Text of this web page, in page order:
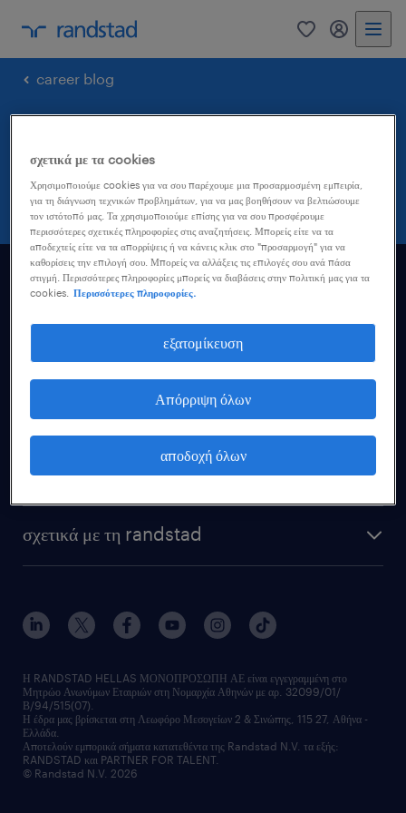
0 my
career blog
all articles
εύρεση εργασίας
υποψήφιος
εργοδότης
έρευνες randstad
σχετικά με τη randstad
Η RANDSTAD HELLAS ΜΟΝΟΠΡΟΣΩΠΗ ΑΕ είναι εγγεγραμμένη στο
Μητρώο Ανωνύμων Εταιριών στη Νομαρχία Αθηνών με αρ. 32099/01/
Β/94/515(07).
Η έδρα μας βρίσκεται στη Λεωφόρο Μεσογείων 2 & Σινώπης, 115 27, Αθήνα -
Ελλάδα.
Αποτελούν εμπορικά σήματα κατατεθέντα της Randstad N.V. τα εξής:
RANDSTAD και PARTNER FOR TALENT.
© Randstad N.V. 2026
σχετικά με τα cookies
Χρησιμοποιούμε cookies για να σου παρέχουμε μια προσαρμοσμένη εμπειρία,
για τη διάγνωση τεχνικών προβλημάτων, για να μας βοηθήσουν να βελτιώσουμε
τον ιστότοπό μας. Τα χρησιμοποιούμε επίσης για να σου προσφέρουμε
περισσότερες σχετικές πληροφορίες στις αναζητήσεις. Μπορείς είτε να τα
αποδεχτείς είτε να τα απορρίψεις ή να κάνεις κλικ στο "προσαρμογή" για να
καθορίσεις την επιλογή σου. Μπορείς να αλλάξεις τις επιλογές σου ανά πάσα
στιγμή. Περισσότερες πληροφορίες μπορείς να διαβάσεις στην πολιτική μας για τα
cookies.
Περισσότερες πληροφορίες.
εξατομίκευση
Απόρριψη όλων
αποδοχή όλων